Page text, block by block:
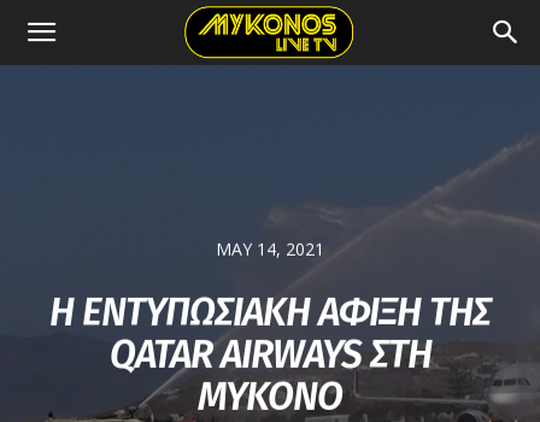
MAY 14, 2021
Η ΕΝΤΥΠΩΣΙΑΚΗ ΑΦΙΞΗ ΤΗΣ
QATAR AIRWAYS ΣΤΗ
ΜΥΚΟΝΟ